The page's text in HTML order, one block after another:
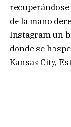
de la mano
Instagram un
donde se
Kansas City,